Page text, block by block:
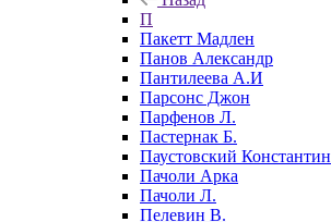
П
Пакетт Мадлен
Панов Александр
Пантилеева А.И
Парсонс Джон
Парфенов Л.
Пастернак Б.
Паустовский Константин
Пачоли Арка
Пачоли Л.
Пелевин В.